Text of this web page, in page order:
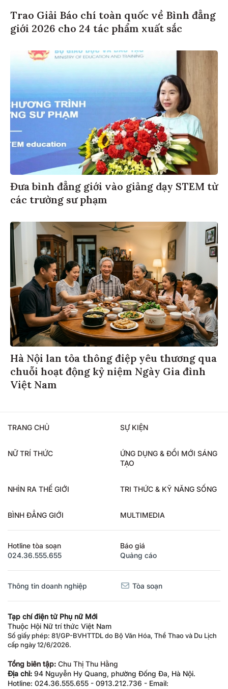
Trao Giải Báo chí toàn quốc về Bình đẳng
giới 2026 cho 24 tác phẩm xuất sắc
Đưa bình đẳng giới vào giảng dạy STEM từ
các trường sư phạm
Hà Nội lan tỏa thông điệp yêu thương qua
chuỗi hoạt động kỷ niệm Ngày Gia đình
Việt Nam
TRANG CHỦ SỰ KIỆN
NỮ TRÍ THỨC
ỨNG DỤNG & ĐỔI MỚI SÁNG
TẠO
NHÌN RA THẾ GIỚI TRI THỨC & KỸ NĂNG SỐNG
BÌNH ĐẲNG GIỚI MULTIMEDIA
Hotline tòa soạn
024.36.555.655
Báo giá
Quảng cáo
Thông tin doanh nghiệp Tòa soạn
Tạp chí điện tử Phụ nữ Mới
Thuộc Hội Nữ trí thức Việt Nam
Số giấy phép: 81/GP-BVHTTDL do Bộ Văn Hóa, Thể Thao và Du Lịch
cấp ngày 12/6/2026.
Tổng biên tập: Chu Thị Thu Hằng
Địa chỉ: 94 Nguyễn Hy Quang, phường Đống Đa, Hà Nội.
Hotline: 024.36.555.655 - 0913.212.736 - Email: